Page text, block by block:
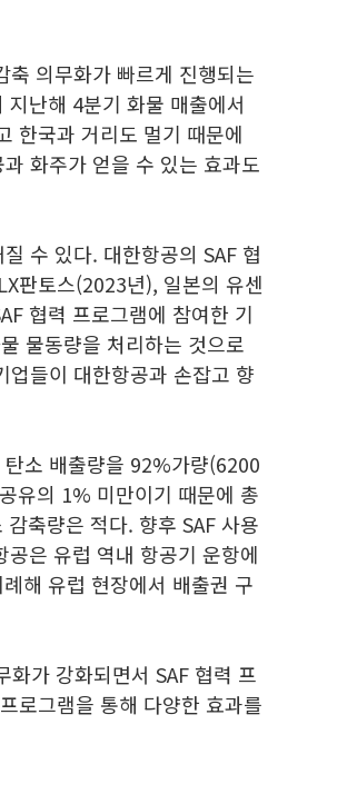
축 의무화가 빠르게 진행되는
난해 4분기 화물 매출에서
한국과 거리도 멀기 때문에
화주가 얻을 수 있는 효과도
수 있다. 대한항공의 SAF 협
판토스(2023년), 일본의 유센
협력 프로그램에 참여한 기
물동량을 처리하는 것으로
업들이 대한항공과 손잡고 향
소 배출량을 92%가량(6200
유의 1% 미만이기 때문에 총
축량은 적다. 향후 SAF 사용
은 유럽 역내 항공기 운항에
해 유럽 현장에서 배출권 구
가 강화되면서 SAF 협력 프
로그램을 통해 다양한 효과를